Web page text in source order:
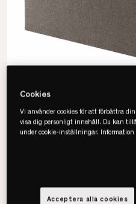
Ängö Sänggavel
Cookies
Vi använder cookies för att förbättra
visa dig personligt innehåll. Du kan
under cookie-inställningar. Information
Acceptera alla cookies